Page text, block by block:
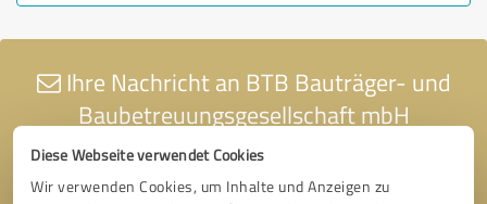
Diese Webseite verwendet Cookies
Wir verwenden Cookies, um Inhalte und Anzeigen zu
Ihre Nachricht an BTB Bauträger- und
Baubetreuungsgesellschaft mbH